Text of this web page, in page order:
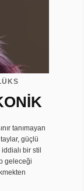
tanımayan
güçlü
bir stil
geleceği